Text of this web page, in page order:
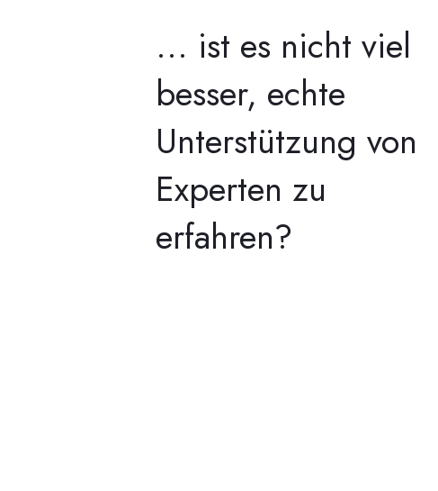
... ist es nicht viel
besser, echte
Unterstützung von
Experten zu
erfahren?